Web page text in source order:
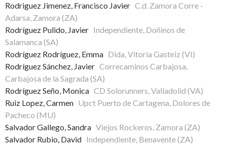
Rodriguez Jimenez, Francisco Javier C.d. Zamora Corre -
Adarsa, Zamora (ZA)
Rodríguez Pulido, Javier Independiente, Doñinos de
Salamanca (SA)
Rodríguez Rodríguez, Emma Dida, Vitoria Gasteiz (VI)
Rodríguez Sánchez, Javier Correcaminos Carbajosa,
Carbajosa de la Sagrada (SA)
Rodríguez Seño, Monica CD Solorunners, Valladolid (VA)
Ruiz Lopez, Carmen Upct Puerto de Cartagena, Dolores de
Pacheco (MU)
Salvador Gallego, Sandra Viejos Rockeros, Zamora (ZA)
Salvador Rubio, David Independiente, Benavente (ZA)